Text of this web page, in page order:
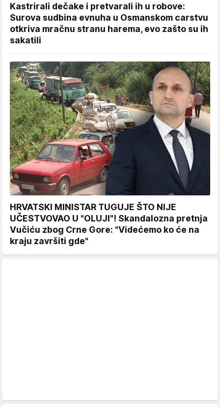
Kastrirali dečake i pretvarali ih u robove:
Surova sudbina evnuha u Osmanskom carstvu
otkriva mračnu stranu harema, evo zašto su ih
sakatili
HRVATSKI MINISTAR TUGUJE ŠTO NIJE
UČESTVOVAO U "OLUJI"! Skandalozna pretnja
Vučiću zbog Crne Gore: "Videćemo ko će na
kraju završiti gde"